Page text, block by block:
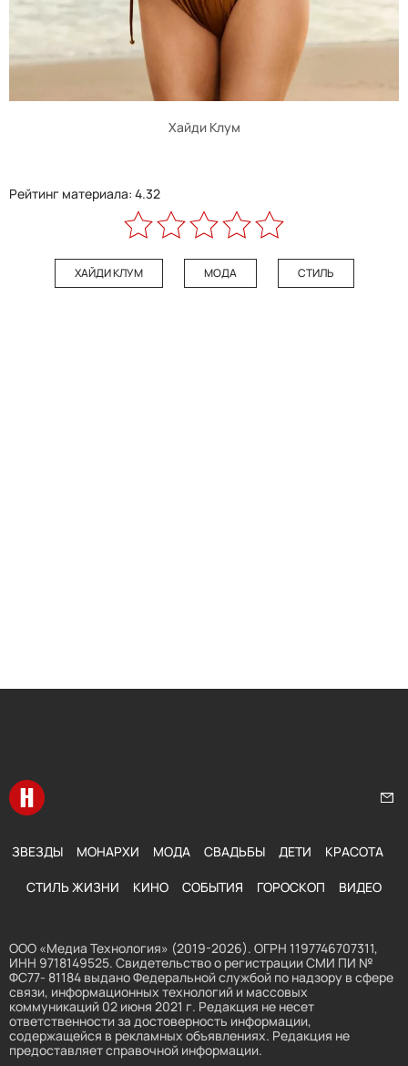
Хайди Клум
Рейтинг материала: 4.32
ХАЙДИ КЛУМ МОДА СТИЛЬ
Перейти на главную
ЗВЕЗДЫ МОНАРХИ МОДА СВАДЬБЫ ДЕТИ КРАСОТА
СТИЛЬ ЖИЗНИ КИНО СОБЫТИЯ ГОРОСКОП ВИДЕО
ООО «Медиа Технология» (2019-2026). ОГРН 1197746707311,
ИНН 9718149525. Свидетельство о регистрации СМИ ПИ №
ФС77- 81184 выдано Федеральной службой по надзору в сфере
связи, информационных технологий и массовых
коммуникаций 02 июня 2021 г. Редакция не несет
ответственности за достоверность информации,
содержащейся в рекламных объявлениях. Редакция не
предоставляет справочной информации.